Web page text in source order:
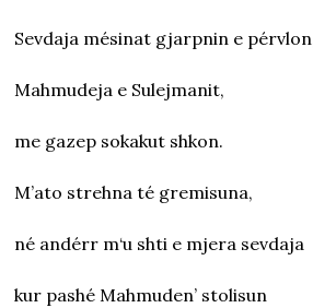
Sevdaja mésinat gjarpnin e
Mahmudeja e Sulejmanit,
me gazep sokakut shkon.
M’ato strehna té gremisuna,
né andérr m‘u shti e mjera sevdaja
kur pashé Mahmuden’ stolisun